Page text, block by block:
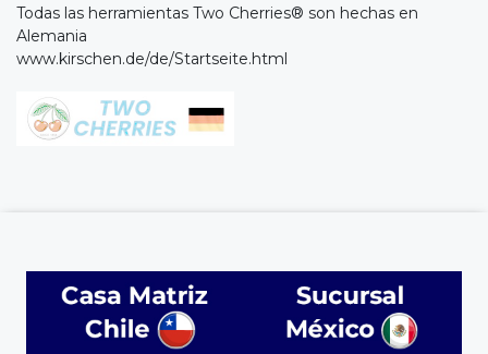
Todas las herramientas Two Cherries® son hechas en
Alemania
www.kirschen.de/de/Startseite.html